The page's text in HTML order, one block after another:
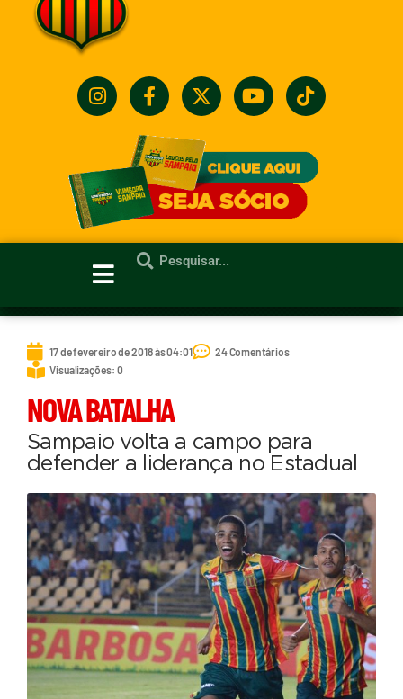
17 de fevereiro de 2018 às 04:01
24 Comentários
Visualizações: 0
NOVA BATALHA
Sampaio volta a campo para
defender a liderança no Estadual